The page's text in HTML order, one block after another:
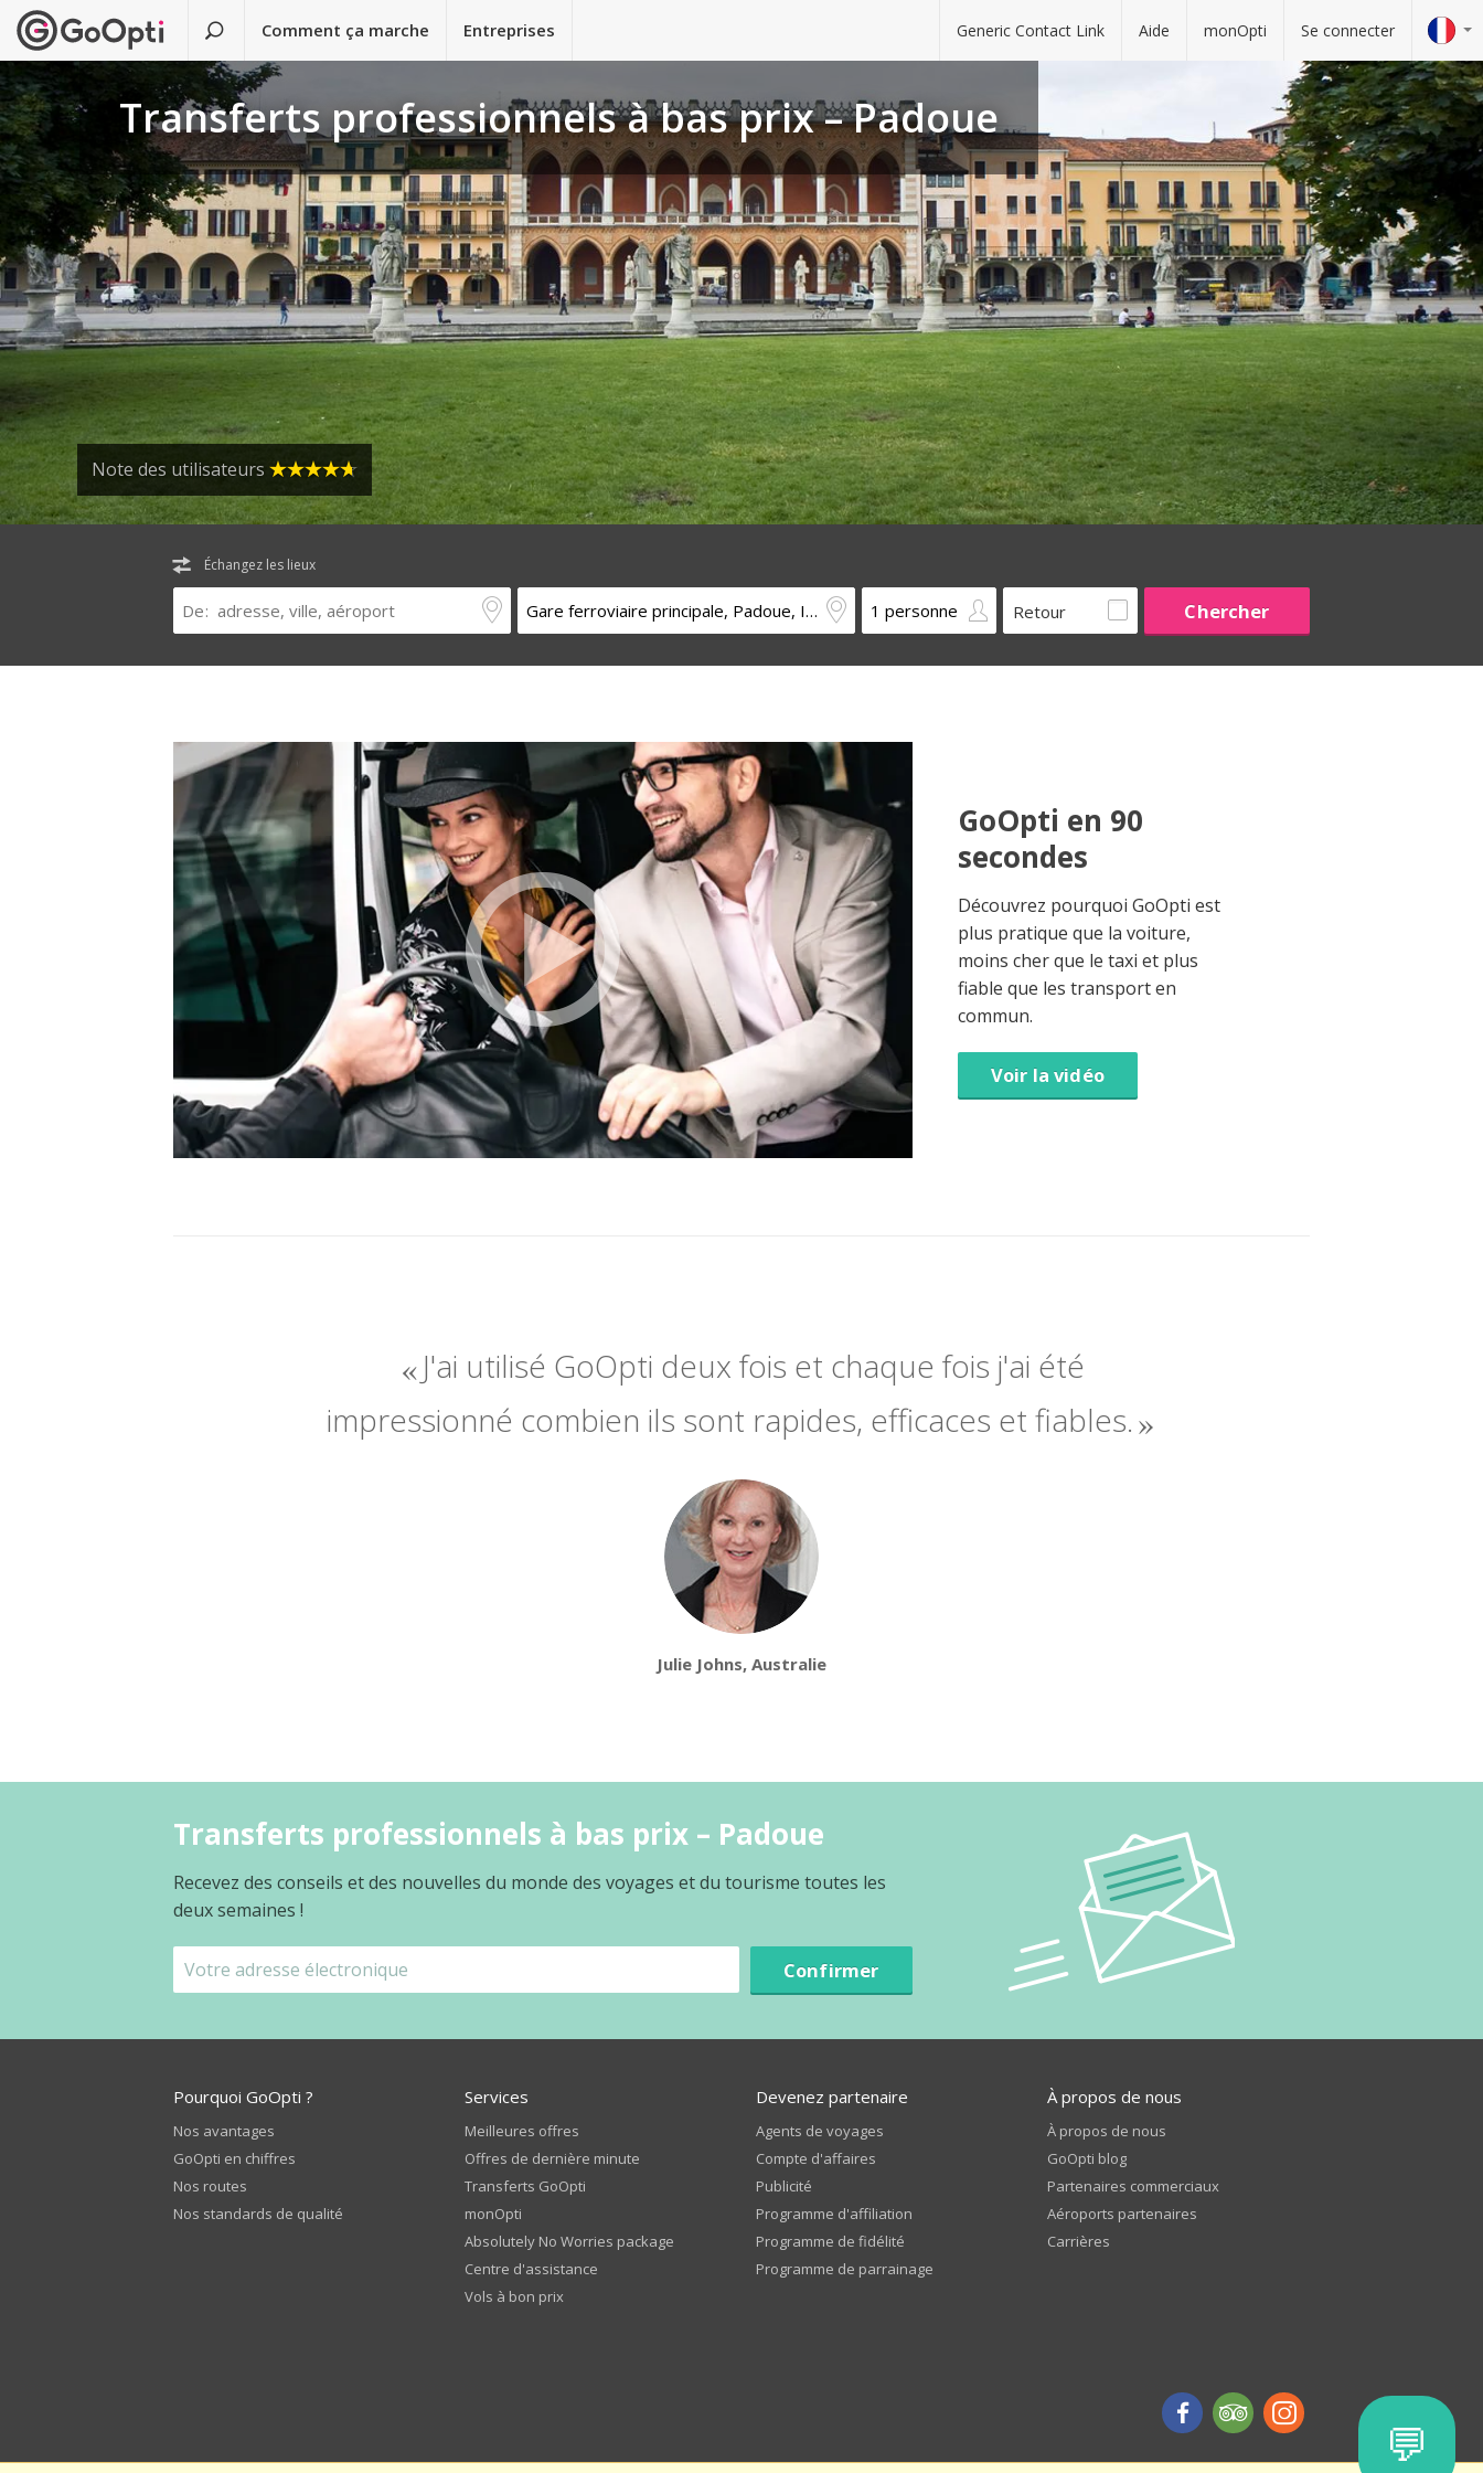
Comment ça marche Entreprises Generic Contact Link Aide monOpti Se connecter
Transferts professionnels à bas prix – Padoue
Note des utilisateurs
Échangez les lieux
Retour
GoOpti en 90
secondes
Découvrez pourquoi GoOpti est
plus pratique que la voiture,
moins cher que le taxi et plus
fiable que les transport en
commun.
Voir la vidéo
J'ai utilisé GoOpti deux fois et chaque fois j'ai été
impressionné combien ils sont rapides, efficaces et fiables.
Julie Johns, Australie
Transferts professionnels à bas prix – Padoue
Recevez des conseils et des nouvelles du monde des voyages et du tourisme toutes les
deux semaines !
Confirmer
Pourquoi GoOpti ?
Nos avantages
GoOpti en chiffres
Nos routes
Nos standards de qualité
Services
Meilleures offres
Offres de dernière minute
Transferts GoOpti
monOpti
Absolutely No Worries package
Centre d'assistance
Vols à bon prix
Devenez partenaire
Agents de voyages
Compte d'affaires
Publicité
Programme d'affiliation
Programme de fidélité
Programme de parrainage
À propos de nous
À propos de nous
GoOpti blog
Partenaires commerciaux
Aéroports partenaires
Carrières
💬